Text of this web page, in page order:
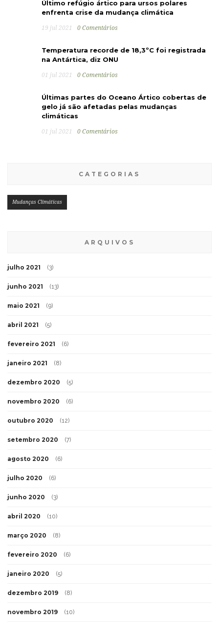
Último refúgio ártico para ursos polares
enfrenta crise da mudança climática
19 jul 2021 0 Comentários
Temperatura recorde de 18,3ºC foi registrada
na Antártica, diz ONU
01 jul 2021 0 Comentários
Últimas partes do Oceano Ártico cobertas de
gelo já são afetadas pelas mudanças
climáticas
01 jul 2021 0 Comentários
CATEGORIAS
Mudanças Climáticas
ARQUIVOS
julho 2021 (3)
junho 2021 (13)
maio 2021 (9)
abril 2021 (5)
fevereiro 2021 (6)
janeiro 2021 (8)
dezembro 2020 (5)
novembro 2020 (6)
outubro 2020 (12)
setembro 2020 (7)
agosto 2020 (6)
julho 2020 (6)
junho 2020 (3)
abril 2020 (10)
março 2020 (8)
fevereiro 2020 (6)
janeiro 2020 (5)
dezembro 2019 (8)
novembro 2019 (10)